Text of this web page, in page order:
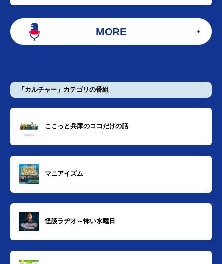
MORE
「カルチャー」カテゴリの番組
ここっと兵庫のココだけの話
マニアイズム
怪談ラヂオ～怖い水曜日